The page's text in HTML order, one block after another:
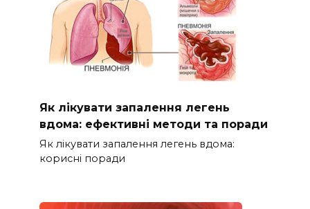
Як лікувати запалення легень
вдома: ефективні методи та поради
Як лікувати запалення легень вдома:
корисні поради